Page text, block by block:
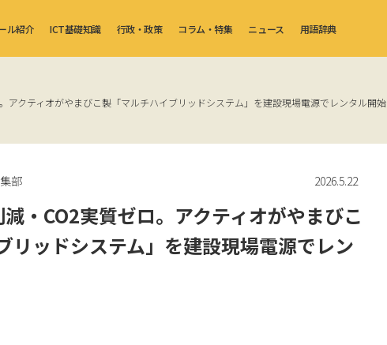
ル紹介 ICT基礎知識 行政・政策 コラム・特集 ニュース 用語辞典
アクティオがやまびこ製「マルチハイブリッドシステム」を建設現場電源でレンタル開始
部 2026.5.22
・CO2実質ゼロ。アクティオがやまびこ
リッドシステム」を建設現場電源でレン